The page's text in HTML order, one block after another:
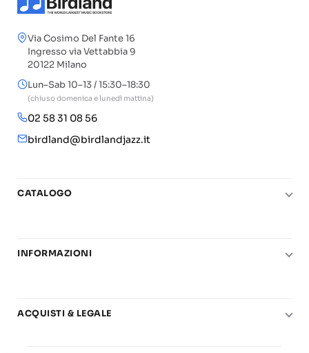
Via Cosimo Del Fante 16
Ingresso via Vettabbia 9
20122 Milano
Lun–Sab 10–13 / 15:30–18:30
(chiuso domenica e lunedì mattina)
02 58 31 08 56
birdland@birdlandjazz.it
CATALOGO
Chitarra
Basi play-along
INFORMAZIONI
Carta del Docente
ACQUISTI & LEGALE